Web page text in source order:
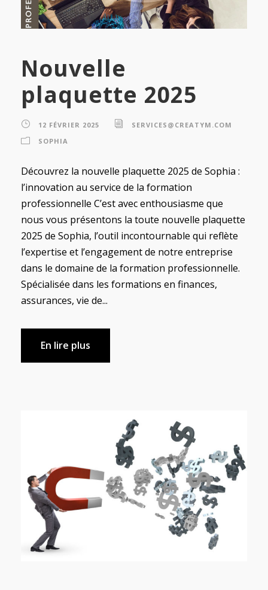
Nouvelle
plaquette 2025
12 FÉVRIER 2025
SERVICES@CREATYM.COM
SOPHIA
Découvrez la nouvelle plaquette 2025 de Sophia :
l’innovation au service de la formation
professionnelle C’est avec enthousiasme que
nous vous présentons la toute nouvelle plaquette
2025 de Sophia, l’outil incontournable qui reflète
l’expertise et l’engagement de notre entreprise
dans le domaine de la formation professionnelle.
Spécialisée dans les formations en finances,
assurances, vie de...
En lire plus